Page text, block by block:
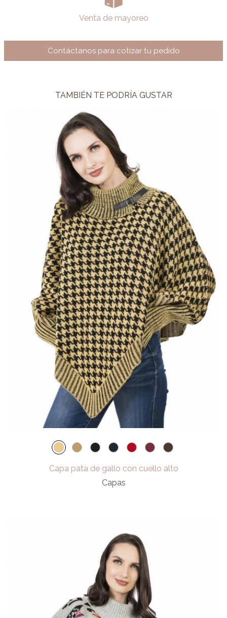
Venta de mayoreo
Contáctanos para cotizar tu pedido
TAMBIÉN TE PODRÍA GUSTAR
Capa pata de gallo con cuello alto
Capas